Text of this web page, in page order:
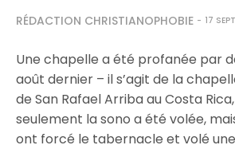
RÉDACTION CHRISTIANOPHOBIE 17
Une chapelle a été profanée par
août dernier – il s’agit de la
de San Rafael Arriba au Costa
seulement la sono a été volée,
ont forcé le tabernacle et volé